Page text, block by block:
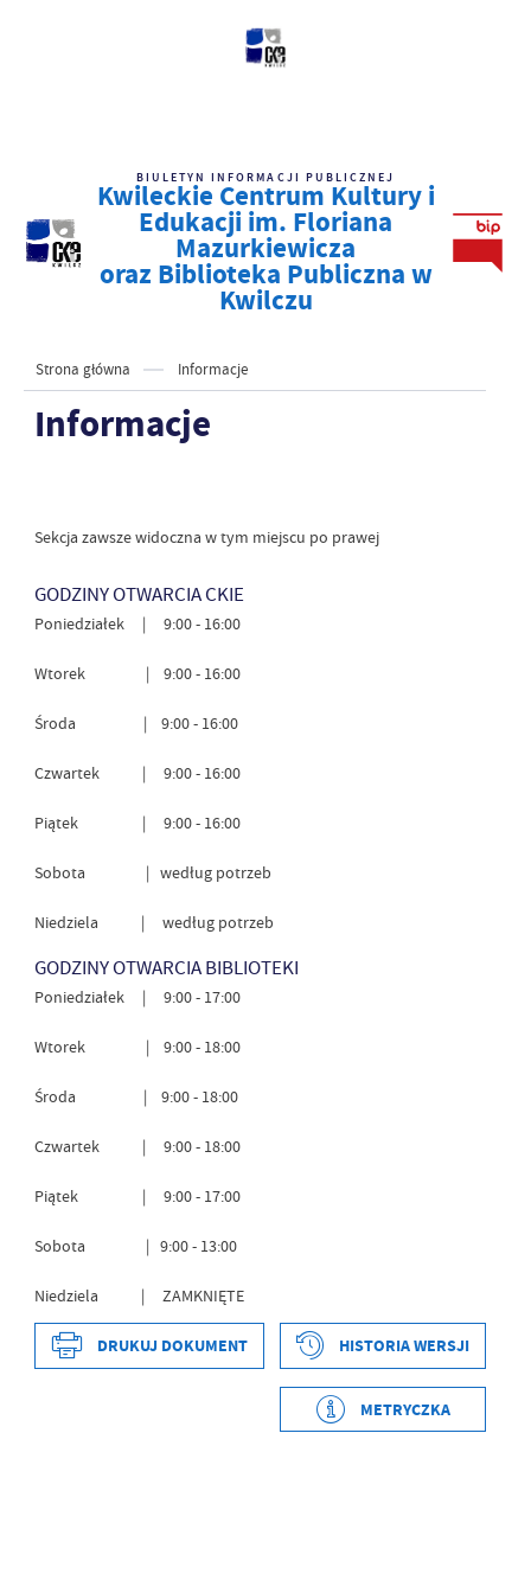
BIULETYN INFORMACJI PUBLICZNEJ
Kwileckie Centrum Kultury i
Edukacji im. Floriana
Mazurkiewicza
oraz Biblioteka Publiczna w
Kwilczu
Strona główna Informacje
Informacje
Sekcja zawsze widoczna w tym miejscu po prawej
GODZINY OTWARCIA CKIE
Poniedziałek | 9:00 - 16:00
Wtorek | 9:00 - 16:00
Środa | 9:00 - 16:00
Czwartek | 9:00 - 16:00
Piątek | 9:00 - 16:00
Sobota | według potrzeb
Niedziela | według potrzeb
GODZINY OTWARCIA BIBLIOTEKI
Poniedziałek | 9:00 - 17:00
Wtorek | 9:00 - 18:00
Środa | 9:00 - 18:00
Czwartek | 9:00 - 18:00
Piątek | 9:00 - 17:00
Sobota | 9:00 - 13:00
Niedziela | ZAMKNIĘTE
Data wytworzenia 2021-03-05 14:30:29
Magdalena
Jabłońska
DRUKUJ DOKUMENT HISTORIA WERSJI
METRYCZKA